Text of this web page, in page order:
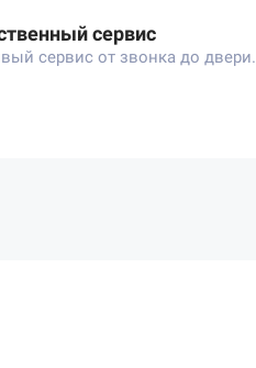
сервис
сервис от звонка до двери.